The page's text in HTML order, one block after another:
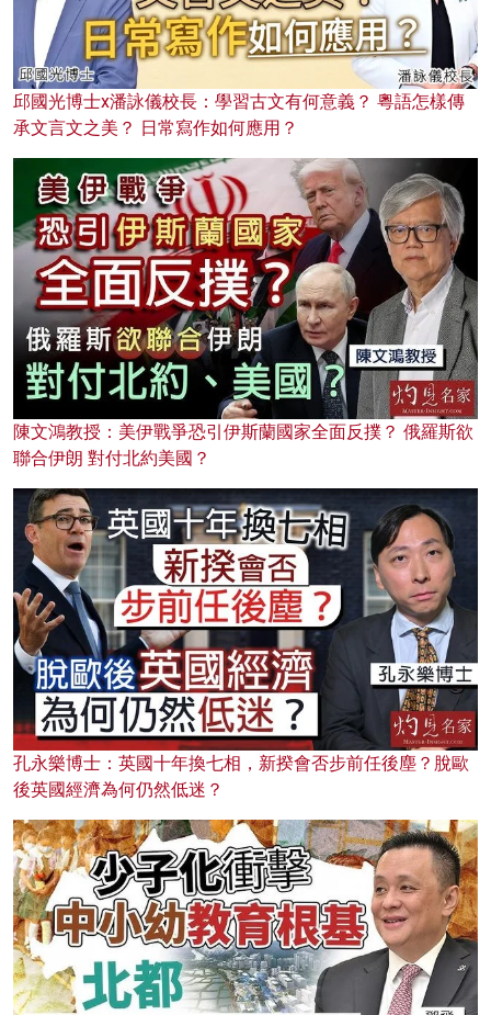
邱國光博士x潘詠儀校長：學習古文有何意義？ 粵語怎樣傳
承文言文之美？ 日常寫作如何應用？
陳文鴻教授：美伊戰爭恐引伊斯蘭國家全面反撲？ 俄羅斯欲
聯合伊朗 對付北約美國？
孔永樂博士：英國十年換七相，新揆會否步前任後塵？脫歐
後英國經濟為何仍然低迷？